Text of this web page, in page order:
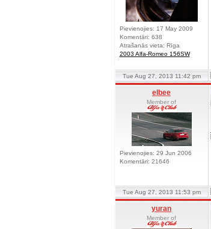
Pievienojies: 17 May 2009
Komentāri: 638
Atrašanās vieta: Rīga
2003 Alfa-Romeo 156SW
Tue Aug 27, 2013 11:42 pm
elbee
Member of
Pievienojies: 29 Jun 2006
Komentāri: 21646
Tue Aug 27, 2013 11:53 pm
yuran
Member of